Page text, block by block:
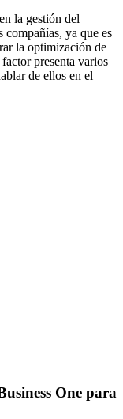
la gestión del
compañías, ya que es
la optimización de
presenta varios
de ellos en el
One para